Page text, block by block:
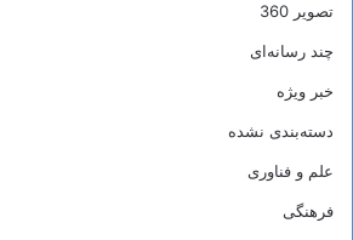
تصویر 360
چند رسانه‌ای
خبر ویژه
دسته‌بندی نشده
علم و فناوری
فرهنگی